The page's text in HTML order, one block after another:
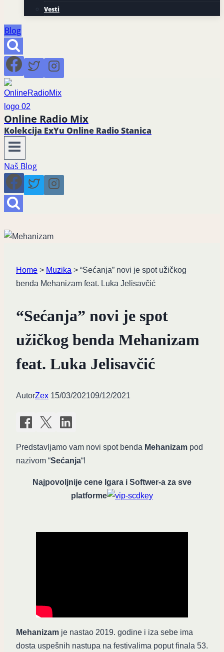
Vesti
Blog
Online Radio Mix
Kolekcija ExYu Online Radio Stanica
Naš Blog
Home > Muzika > “Sećanja” novi je spot užičkog
benda Mehanizam feat. Luka Jelisavčić
“Sećanja” novi je spot
užičkog benda Mehanizam
feat. Luka Jelisavčić
AutorZex 15/03/202109/12/2021
Predstavljamo vam novi spot benda Mehanizam pod
nazivom “Sećanja“!
Najpovoljnije cene Igara i Softwer-a za sve
platforme
Mehanizam je nastao 2019. godine i iza sebe ima
dosta uspešnih nastupa na festivalima poput finala 53.